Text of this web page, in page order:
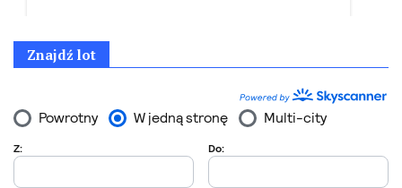
Znajdź lot